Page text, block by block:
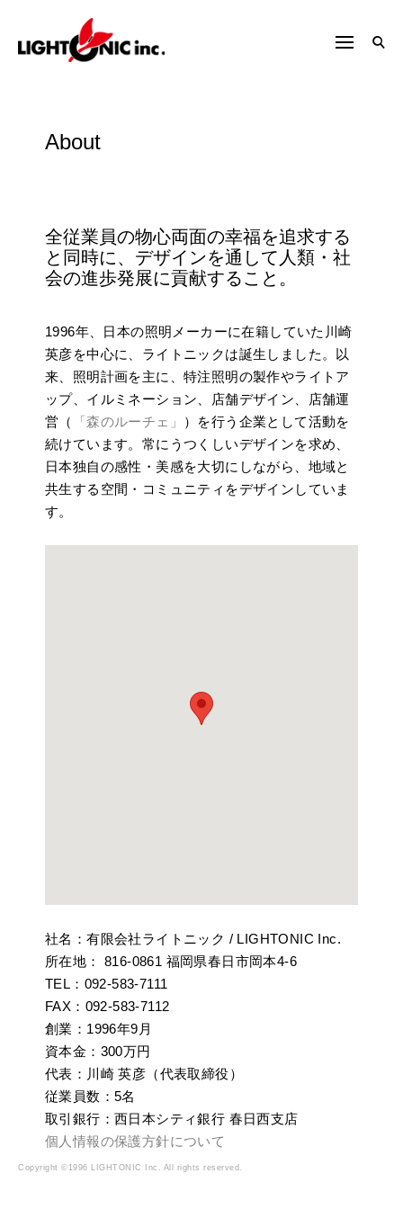
About
全従業員の物心両面の幸福を追求する
と同時に、デザインを通して人類・社
会の進歩発展に貢献すること。
1996年、日本の照明メーカーに在籍していた川崎
英彦を中心に、ライトニックは誕生しました。以
来、照明計画を主に、特注照明の製作やライトア
ップ、イルミネーション、店舗デザイン、店舗運
営（
「森のルーチェ」
）を行う企業として活動を
続けています。常にうつくしいデザインを求め、
日本独自の感性・美感を大切にしながら、地域と
共生する空間・コミュニティをデザインしていま
す。
社名：有限会社ライトニック / LIGHTONIC Inc.
所在地：
816-0861 福岡県春日市岡本4-6
TEL ： 092-583-7111
FAX ： 092-583-7112
創業： 1996年9 月
資本金： 300万円
代表：川崎 英彦（代表取締役）
従業員数： 5名
取引銀行：西日本シティ銀行 春日西支店
個人情報の保護方針について
Copyright ©1996 LIGHTONIC Inc. All rights reserved.